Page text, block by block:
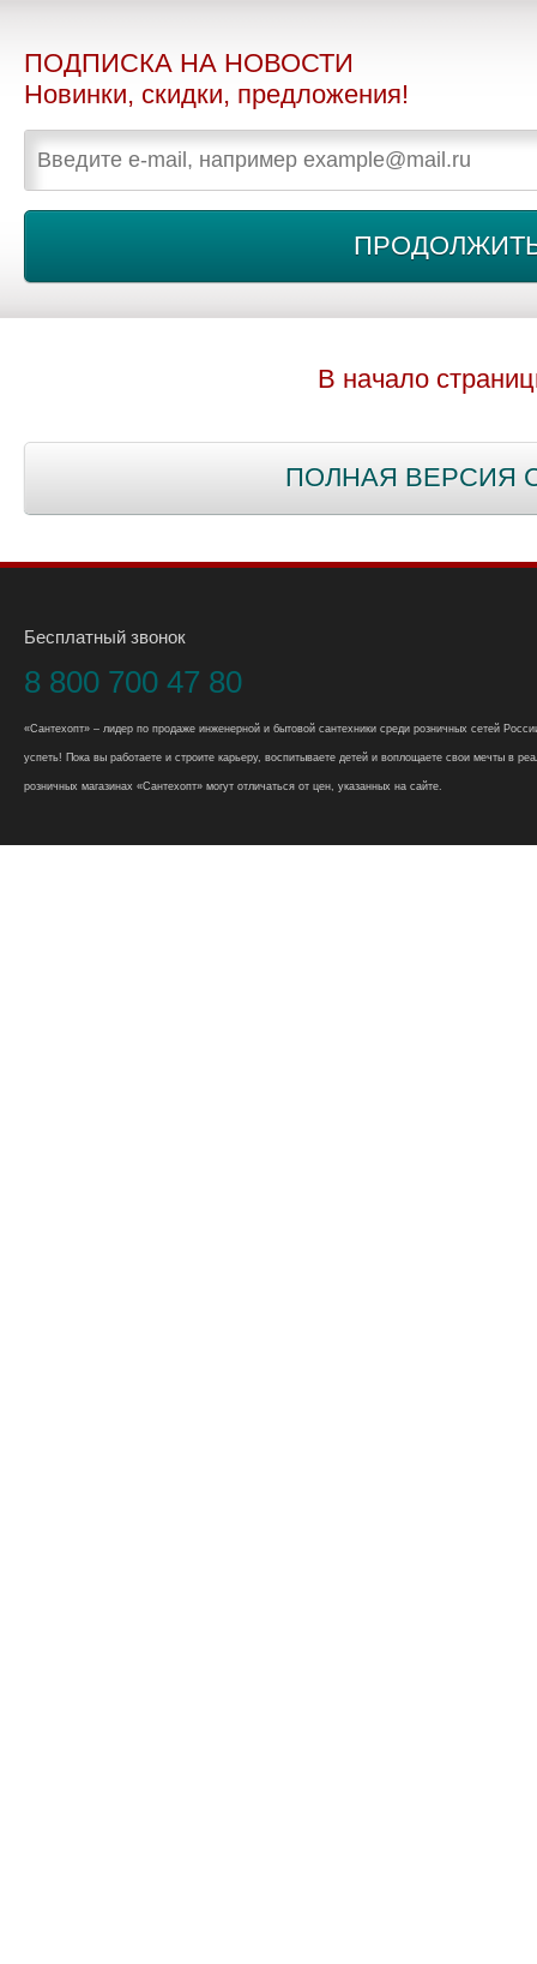
ПОДПИСКА НА НОВОСТИ
Новинки, скидки, предложения!
В начало
ПОЛНАЯ ВЕРСИЯ
Бесплатный звонок
8 800 700 47 80
«Сантехопт» – лидер по продаже инженерной и бытовой сантехники среди розничных сетей
успеть! Пока вы работаете и строите карьеру, воспитываете детей и воплощаете свои мечты в
розничных магазинах «Сантехопт» могут отличаться от цен, указанных на сайте.